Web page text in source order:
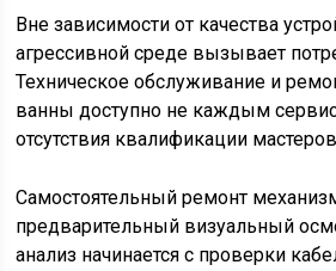
Вне зависимости от качества
агрессивной среде вызывает
Техническое обслуживание и
ванны доступно не каждым
отсутствия квалификации
Самостоятельный ремонт
предварительный визуальный
анализ начинается с проверки